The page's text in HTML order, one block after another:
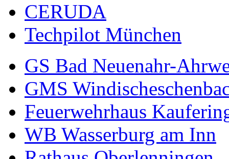
CERUDA
Techpilot München
GS Bad Neuenahr-
GMS
Feuerwehrhaus
WB Wasserburg am Inn